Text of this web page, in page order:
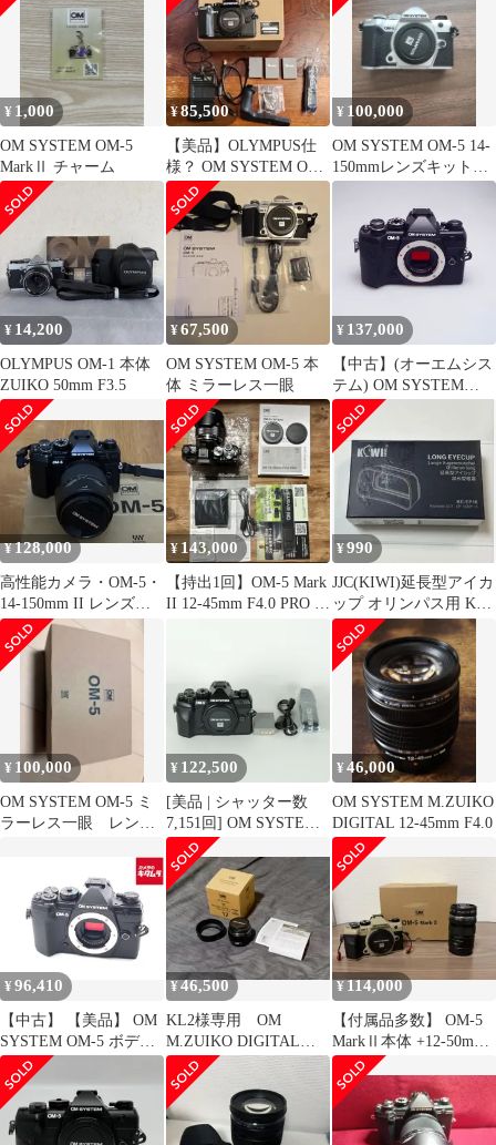
45mmBEG OM-5 Mark
II 12-45mm F4.0 PRO レ
ンズキット ミラーレス
一眼カメラ サンドベー
ジュ ズームレンズ
¥ 1,000
OM SYSTEM OM-5
MarkⅡ チャーム
¥85,500
【美品】OLYMPUS仕
様？ OM SYSTEM OM-
5+純正グリップ他
¥ 100,000
OM SYSTEM OM-5 14-
150mmレンズキット
（M.ZUIKO）
¥ 14,200
OLYMPUS OM-1 本体
ZUIKO 50mm F3.5
¥67,500
OM SYSTEM OM-5 本
体 ミラーレス一眼
¥ 137,000
【中古】(オーエムシス
テム) OM SYSTEM
OM-5 MARK II ボディ
ブラック
¥128,000
高性能カメラ・OM-5・
14-150mm II レンズキ
ット 新品・保証付き
¥ 143,000
【持出1回】OM-5 Mark
II 12-45mm F4.0 PRO キ
¥990
JJC(KIWI)延長型アイカ
ップ オリンパス用 KE-
EP16
¥ 100,000
OM SYSTEM OM-5 ミ
ラーレス一眼 レンズ
¥ 122,500
[美品 | シャッター数
7,151回] OM SYSTEM
OM-5 Mark II ボディ ブ
ラック | マイクロフォ
ーサーズマウント
¥46,000
OM SYSTEM M.ZUIKO
DIGITAL 12-45mm F4.0
¥96,410
【中古】 【美品】 OM
SYSTEM OM-5 ボディ
ブラック
¥46,500
KL2様専用 OM
M.ZUIKO DIGITAL
17mm F1.8 Ⅱ
¥114,000
【付属品多数】 OM-5
MarkⅡ本体 +12-50mm
レンズセット 元箱付